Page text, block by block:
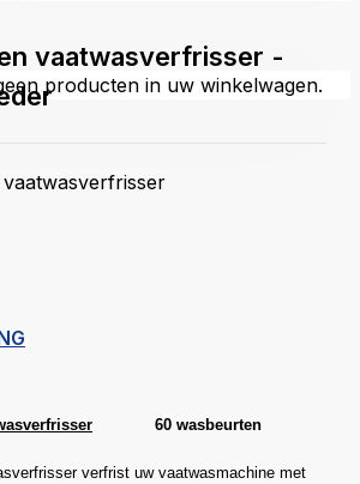
producten in uw winkelwagen.
vaatwasverfrisser -
60 wasbeurten
verfrist uw vaatwasmachine met